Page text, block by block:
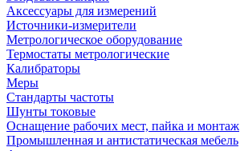
Аксессуары для измерений
Источники-измерители
Метрологическое оборудование
Термостаты метрологические
Калибраторы
Меры
Стандарты частоты
Шунты токовые
Оснащение рабочих мест, пайка и монтаж
Промышленная и антистатическая мебель